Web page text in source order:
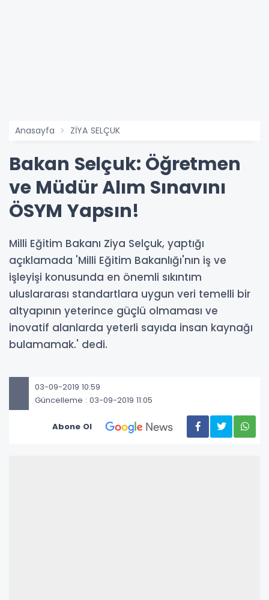
Anasayfa ZİYA SELÇUK
Bakan Selçuk: Öğretmen
ve Müdür Alım Sınavını
ÖSYM Yapsın!
Milli Eğitim Bakanı Ziya Selçuk, yaptığı
açıklamada 'Milli Eğitim Bakanlığı'nın iş ve
işleyişi konusunda en önemli sıkıntım
uluslararası standartlara uygun veri temelli bir
altyapının yeterince güçlü olmaması ve
inovatif alanlarda yeterli sayıda insan kaynağı
bulamamak.' dedi.
03-09-2019 10:59
Güncelleme : 03-09-2019 11:05
Abone Ol